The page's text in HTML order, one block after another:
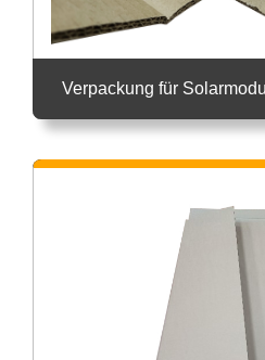
Verpackung für